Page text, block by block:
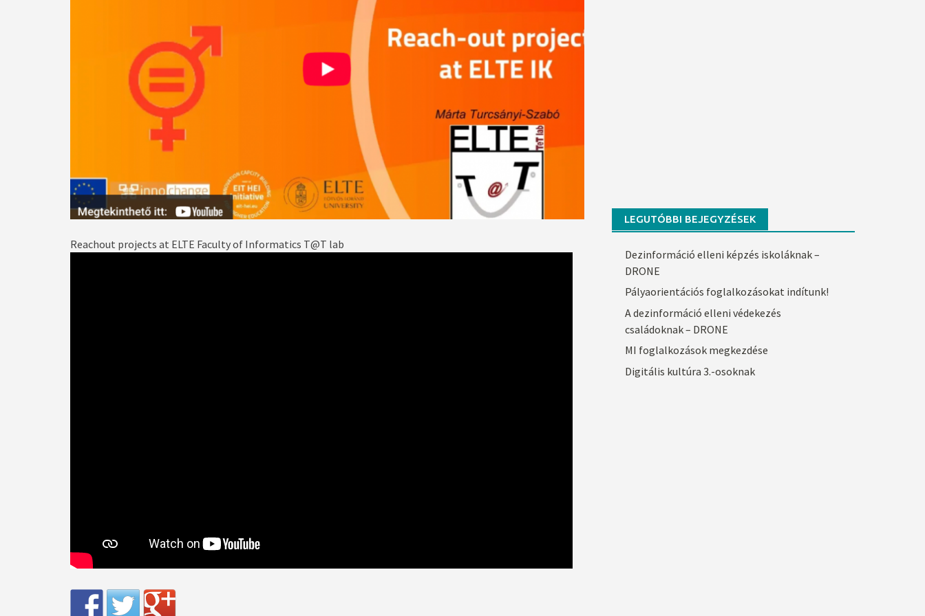
Reachout projects at ELTE Faculty of Informatics T@T lab
LEGUTÓBBI BEJEGYZÉSEK
Dezinformáció elleni képzés iskoláknak –
DRONE
Pályaorientációs foglalkozásokat indítunk!
A dezinformáció elleni védekezés
családoknak – DRONE
MI foglalkozások megkezdése
Digitális kultúra 3.-osoknak